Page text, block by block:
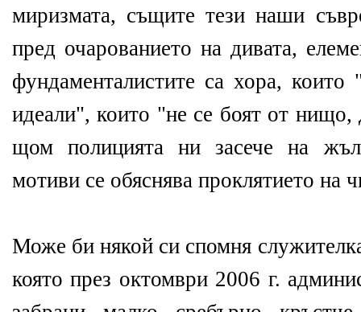
миризмата, същите тези наши
пред очарованието на дивата,
фундаменталистите са хора,
идеали", които "не се боят от
щом полицията ни засече на
мотиви се обяснява проклятието на
Може би някой си спомня
която през октомври 2006 г.